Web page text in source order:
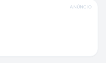
ANÚNCIO